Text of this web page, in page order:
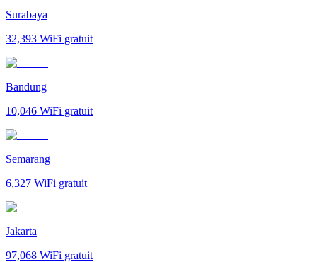
Surabaya
32,393 WiFi gratuit
Bandung
10,046 WiFi gratuit
Semarang
6,327 WiFi gratuit
Jakarta
97,068 WiFi gratuit